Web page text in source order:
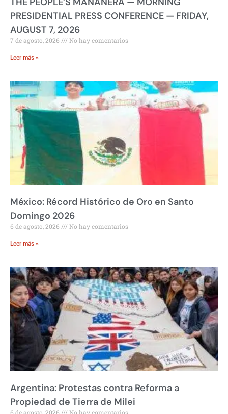
PRESIDENTIAL PRESS CONFERENCE — FRIDAY,
AUGUST 7, 2026
7 de agosto, 2026 No hay comentarios
Leer más »
México: Récord Histórico de Oro en Santo
Domingo 2026
6 de agosto, 2026 No hay comentarios
Leer más »
Argentina: Protestas contra Reforma a
Propiedad de Tierra de Milei
6 de agosto, 2026 No hay comentarios